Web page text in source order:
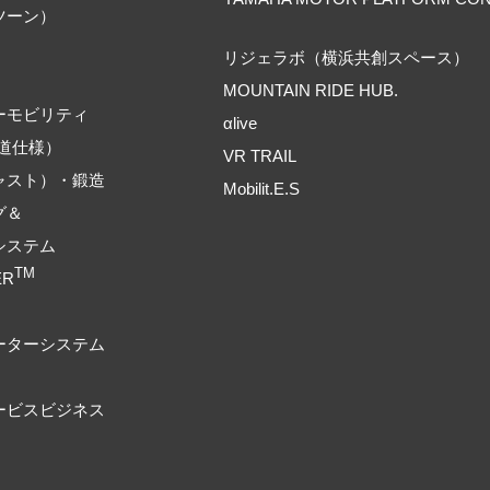
ン）
モビリティ
仕様）
スト）・鍛造
＆
ステム
TM
ターシステム
ビスビジネス
リジェラボ（横浜共創スペース）
MOUNTAIN RIDE HUB.
αlive
VR TRAIL
Mobilit.E.S